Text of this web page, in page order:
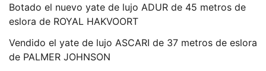
Botado el nuevo yate de lujo ADUR de 45 metros de
eslora de ROYAL HAKVOORT
Vendido el yate de lujo ASCARI de 37 metros de eslora
de PALMER JOHNSON